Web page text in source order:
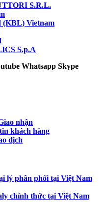
S.R.L.
(KBL) Vietnam
S.p.A
Whatsapp Skype
nhận
khách hàng
dịch
lý phân phối tại Việt Nam
chính thức tại Việt Nam